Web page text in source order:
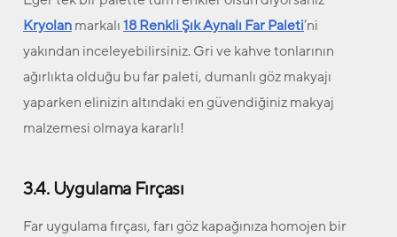
Kryolanmarkalı18 Renkli Şık Aynalı Far Paleti’ni
yakından inceleyebilirsiniz. Gri ve kahve tonlarının
ağırlıkta olduğu bu far paleti, dumanlı göz makyajı
yaparken elinizin altındaki en güvendiğiniz makyaj
malzemesi olmaya kararlı!
3.4. Uygulama Fırçası
Far uygulama fırçası, farı göz kapağınıza homojen bir